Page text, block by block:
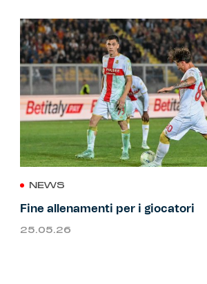
Vintage Collection
Red&Blue Voices
Kids
Party
NEWS
Fine allenamenti per i giocatori
25.05.26